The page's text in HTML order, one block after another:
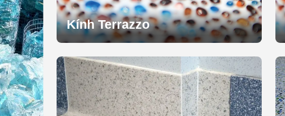
Kính Terrazzo